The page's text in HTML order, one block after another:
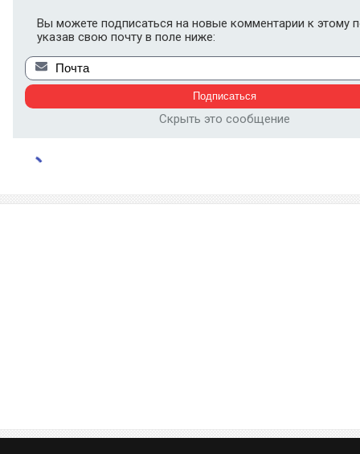
Вы можете подписаться на новые комментарии к этому
указав свою почту в поле ниже:
Скрыть это сообщение